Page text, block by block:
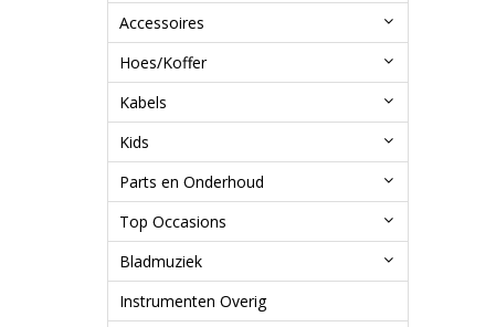
Accessoires
Hoes/Koffer
Kabels
Kids
Parts en Onderhoud
Top Occasions
Bladmuziek
Instrumenten Overig